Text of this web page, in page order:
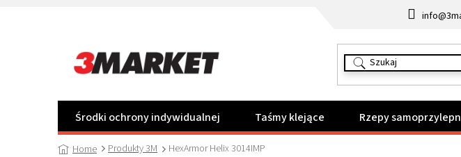
Środki ochrony indywidualnej Taśmy klejące Rzepy
Home Produkty 3M HexArmor Helix 3014IMP